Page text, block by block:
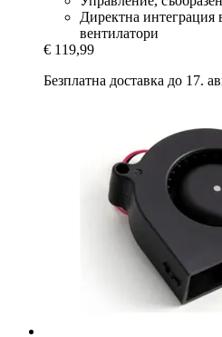
Директна интеграция
вентилатори
€ 119,99
Безплатна доставка до 17.